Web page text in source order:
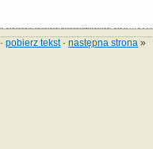
·pobierz tekst·następna strona »